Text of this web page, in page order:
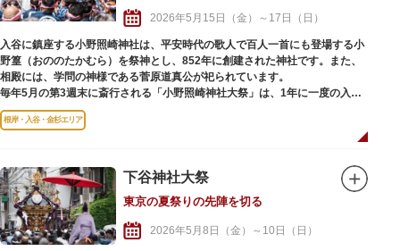
江戸風情の残る下町浅草が1年でもっとも活気付くと言われ、台東区の初夏
を代表する風物詩となっています。2026年5月15日（金）～17日（日）
入谷に鎮座する小野照崎神社は、平安時代の歌人で百人一首にも登場する小
野篁（おののたかむら）を祭神とし、852年に創建された神社です。また、
相殿には、学問の神様である菅原道真公が祀られています。
毎年5月の第3週末に斎行される「小野照崎神社大祭」は、1年に一度の入谷
の町をあげての大きな祭り。3年に一度行われる本祭では本社神輿が渡御さ
れ、間の年は「陰」と呼ばれ氏子17町会の町会神輿が神社まで連合渡御され
盛大に執り行われる本社神輿は、迫力満点。その威勢と熱気に圧倒されるこ
とでしょう。
また、境内には、所狭しと露店が並び、定番の屋台めしから射的などのゲー
ムまで楽しめ、見物客でにぎわいを見せます。
根岸・入谷・金杉エリア
下谷神社大祭
東京の夏祭りの先陣を切る
2026年5月8日（金）～10日（日）